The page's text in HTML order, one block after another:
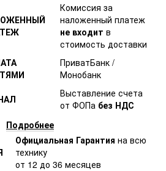
Комиссия за
наложенный платеж
не входит в
стоимость доставки
ПриватБанк /
Монобанк
Выставление счета
от ФОПа без НДС
Подробнее
Официальная Гарантия на всю
технику
от 12 до 36 месяцев